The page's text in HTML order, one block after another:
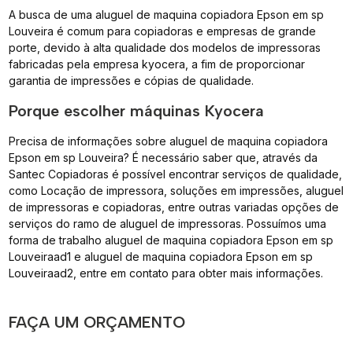
A busca de uma aluguel de maquina copiadora Epson em sp
Louveira é comum para copiadoras e empresas de grande
porte, devido à alta qualidade dos modelos de impressoras
fabricadas pela empresa kyocera, a fim de proporcionar
garantia de impressões e cópias de qualidade.
Porque escolher máquinas Kyocera
Precisa de informações sobre aluguel de maquina copiadora
Epson em sp Louveira? É necessário saber que, através da
Santec Copiadoras é possível encontrar serviços de qualidade,
como Locação de impressora, soluções em impressões, aluguel
de impressoras e copiadoras, entre outras variadas opções de
serviços do ramo de aluguel de impressoras. Possuímos uma
forma de trabalho aluguel de maquina copiadora Epson em sp
Louveiraad1 e aluguel de maquina copiadora Epson em sp
Louveiraad2, entre em contato para obter mais informações.
FAÇA UM ORÇAMENTO